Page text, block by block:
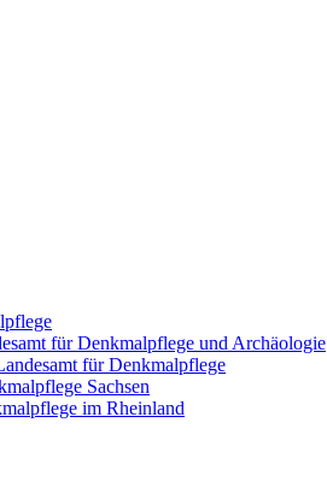
für Denkmalpflege und Archäologie
für Denkmalpflege
Sachsen
im Rheinland